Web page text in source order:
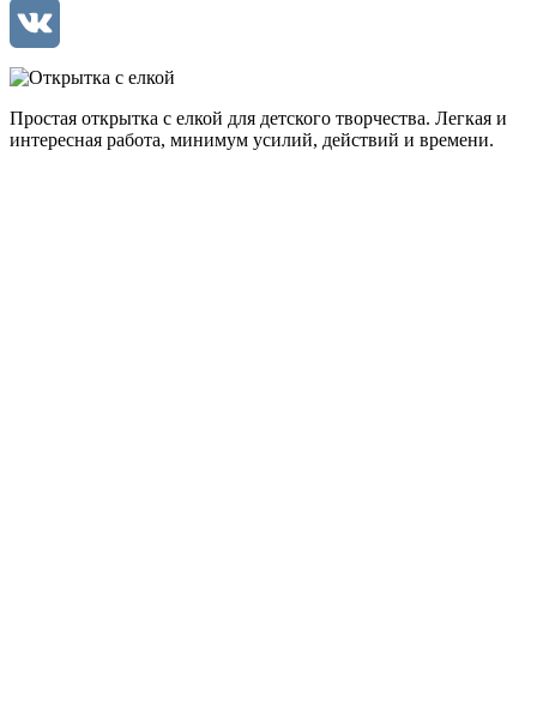
Mail.Ru
VK
Простая открытка с елкой для детского творчества. Легкая и
интересная работа, минимум усилий, действий и времени.